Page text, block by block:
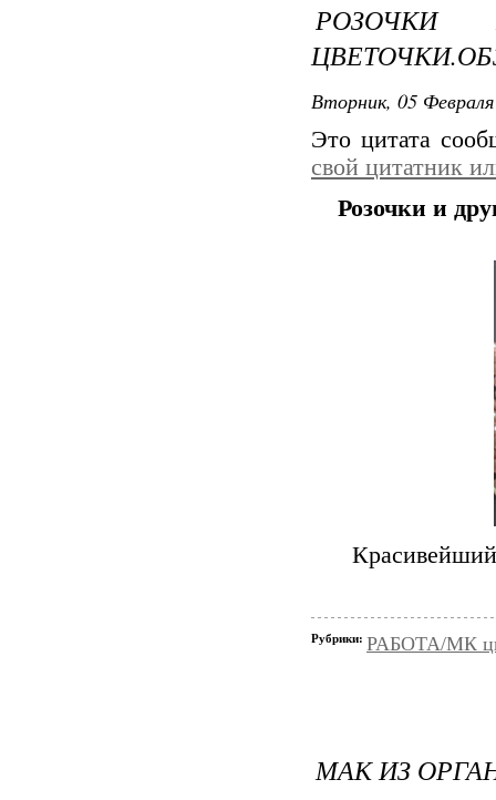
РОЗОЧКИ
Вторник, 05
Это цитата
свой цитатник
Розочки и
Рубрики: РАБОТА/МК
МАК ИЗ